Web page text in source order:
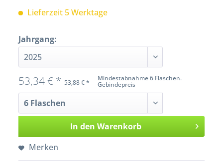
Lieferzeit 5 Werktage
Jahrgang:
Mindestabnahme 6 Flaschen.
Gebindepreis
53,34 € * 53,88 € *
In den Warenkorb
Merken